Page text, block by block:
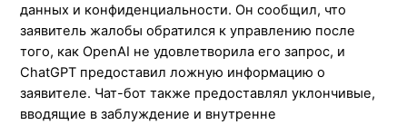
данных и конфиденциальности. Он сообщил, что
заявитель жалобы обратился к управлению после
того, как OpenAI не удовлетворила его запрос, и
ChatGPT предоставил ложную информацию о
заявителе. Чат-бот также предоставлял уклончивые,
вводящие в заблуждение и внутренне